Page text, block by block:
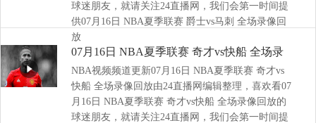
球迷朋友，就请关注24直播网，我们会第一时间提
供07月16日 NBA夏季联赛 爵士vs马刺 全场录像回
放
07月16日 NBA夏季联赛 奇才vs快船 全场录
像回放
NBA视频频道更新07月16日 NBA夏季联赛 奇才vs
快船 全场录像回放由24直播网编辑整理，喜欢看07
月16日 NBA夏季联赛 奇才vs快船 全场录像回放的
球迷朋友，就请关注24直播网，我们会第一时间提